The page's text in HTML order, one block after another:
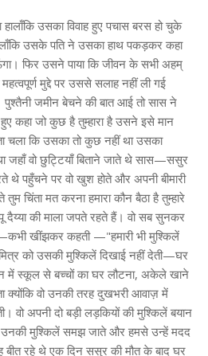
उसका विवाह हुए पचास बरस हो चुके
उसके पति ने उसका हाथ पकड़कर कहा
फिर उसने पाया कि जीवन के सभी अहम्
मुद्दे पर उससे सलाह नहीं ली गई
जमीन बेचने की बात आई तो सास ने
कहा जो कुछ है तुम्हारा है उसने इसे मान
चला कि उसका तो कुछ नहीं था उसका
जहाँ वो छुट्टियाँ बिताने जाते थे सास—ससुर
पहुँचने पर वो खुश होते और अपनी बीमारी
चिंता मत करना हमारा कौन बैठा है तुम्हारे
दैय्या की माला जपते रहते हैं। वो सब सुनकर
खींझकर कहती —"हमारी भी मुश्किलें
को उसकी मुश्किलें दिखाई नहीं देती—घर
में स्कूल से बच्चों का घर लौटना, अकेले खाने
वो उनकी तरह दुखभरी आवाज़ में
वो अपनी दो बड़ी लड़कियों की मुश्किलें बयान
मुश्किलें समझ जाते और हमसे उन्हें मदद
बीत रहे थे एक दिन ससुर की मौत के बाद घर